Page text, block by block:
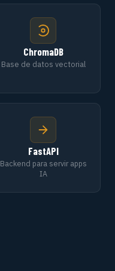
ChromaDB
Base de datos vectorial
FastAPI
Backend para servir apps
IA